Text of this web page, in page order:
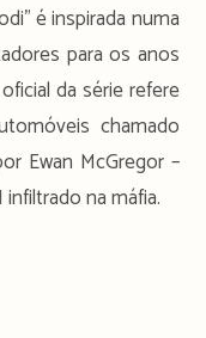
é inspirada numa
para os anos
da série refere
chamado
Ewan McGregor –
na máfia.